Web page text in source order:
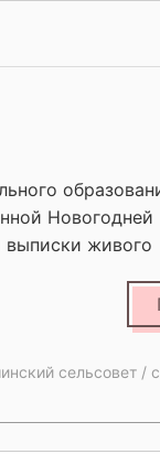
Новогодней
выписки живого
массива,
после
сельсовет /